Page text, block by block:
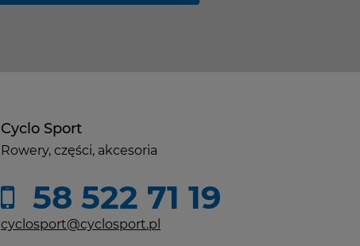
Cyclo Sport
Rowery, części, akcesoria
58 522 71 19
cyclosport@cyclosport.pl